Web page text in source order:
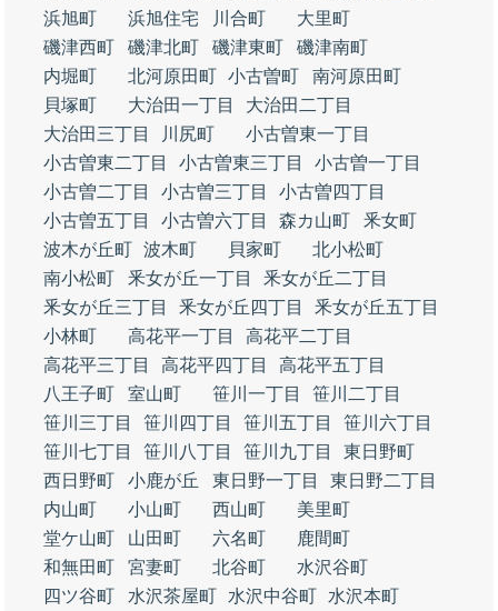
浜旭町
浜旭住宅 川合町
大里町
磯津西町
磯津北町 磯津東町
磯津南町
内堀町
北河原田町 小古曽町
南河原田町
貝塚町
大治田一丁目
大治田二丁目
大治田三丁目
川尻町
小古曽東一丁目
小古曽東二丁目
小古曽東三丁目
小古曽一丁目
小古曽二丁目
小古曽三丁目
小古曽四丁目
小古曽五丁目
小古曽六丁目 森カ山町
釆女町
波木が丘町 波木町 貝家町
北小松町
南小松町
釆女が丘一丁目
釆女が丘二丁目
釆女が丘三丁目
釆女が丘四丁目
釆女が丘五丁目
小林町
高花平一丁目
高花平二丁目
高花平三丁目
高花平四丁目
高花平五丁目
八王子町
室山町 笹川一丁目
笹川二丁目
笹川三丁目
笹川四丁目 笹川五丁目
笹川六丁目
笹川七丁目
笹川八丁目 笹川九丁目
東日野町
西日野町
小鹿が丘 東日野一丁目
東日野二丁目
内山町
小山町 西山町
美里町
堂ケ山町
山田町 六名町
鹿間町
和無田町
宮妻町 北谷町
水沢谷町
四ツ谷町
水沢茶屋町 水沢中谷町
水沢本町